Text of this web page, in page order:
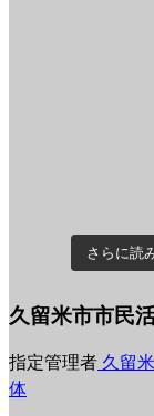
さらに読
久留米市市民
指定管理者 久留
体